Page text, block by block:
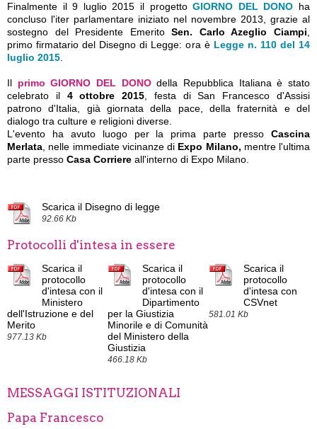
Finalmente il 9 luglio 2015 il progettoGIORNO DEL DONO ha
concluso l'iter parlamentare iniziato nel novembre 2013, grazie al
sostegno del Presidente EmeritoSen. Carlo Azeglio Ciampi
primo firmatario del Disegno di Legge: ora è Legge n. 110 del 14
luglio 2015
Il primo GIORNO DEL DONOdella Repubblica Italiana è stato
celebrato il 4 ottobre 2015 , festa di San Francesco d'Assisi
patrono d'Italia, già giornata della pace, della fraternità e del
dialogo tra culture e religioni diverse.
L'evento ha avuto luogo per la prima parte presso Cascina
Merlata nelle immediate vicinanze di Expo Milano, mentre l'ultima
parte presso Casa Corriere all'interno di Expo Milano.
Scarica il Disegno di legge
92.66 Kb
Protocolli d'intesa in essere
Scarica il
protocollo
d'intesa con il
Ministero
dell'Istruzione e del
Merito
977.13 Kb
Scarica il
protocollo
d'intesa con il
Dipartimento
per la Giustizia
Minorile e di Comunità
del Ministero della
Giustizia
466.18 Kb
Scarica il
protocollo
d'intesa con
CSVnet
581.01 Kb
MESSAGGI ISTITUZIONALI
Papa Francesco